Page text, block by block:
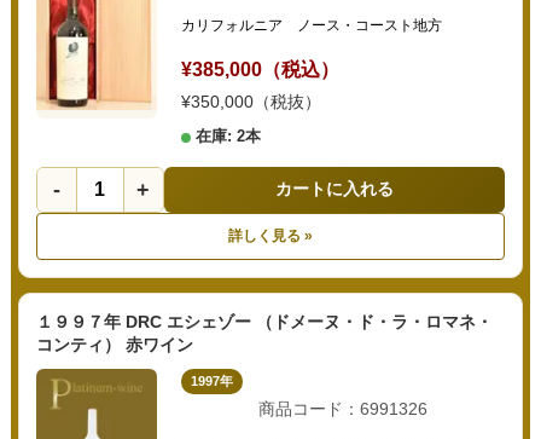
カリフォルニア ノース・コースト地方
¥385,000（税込）
¥350,000（税抜）
在庫: 2本
- + カートに入れる
詳しく見る »
１９９７年 DRC エシェゾー （ドメーヌ・ド・ラ・ロマネ・
コンティ） 赤ワイン
1997年
商品コード：6991326